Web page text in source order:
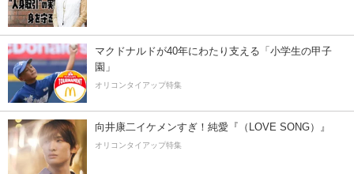
マクドナルドが40年にわたり支える「小学生の甲子
園」
オリコンタイアップ特集
向井康二イケメンすぎ！純愛『（LOVE SONG）』
オリコンタイアップ特集